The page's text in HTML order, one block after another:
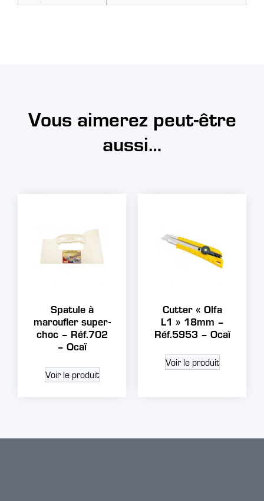
Vous aimerez peut-être
aussi…
Spatule à
maroufler super-
choc – Réf.702
– Ocaï
Voir le produit
Cutter « Olfa
L1 » 18mm –
Réf.5953 – Ocaï
Voir le produit